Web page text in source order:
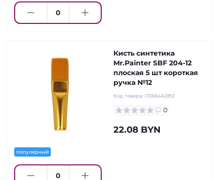
популярный
Кисть синтетика
Mr.Painter SBF 204-12
плоская 5 шт короткая
ручка №12
Код товара: 11066462812
0
22.08 BYN